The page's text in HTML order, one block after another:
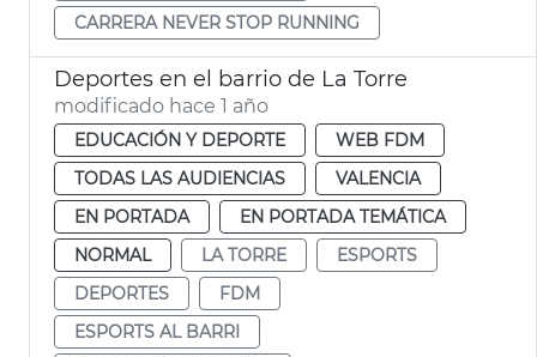
CARRERA NEVER STOP RUNNING
Deportes en el barrio de La Torre
modificado hace 1 año
EDUCACIÓN Y DEPORTE
WEB FDM
TODAS LAS AUDIENCIAS
VALENCIA
EN PORTADA
EN PORTADA TEMÁTICA
NORMAL
LA TORRE
ESPORTS
DEPORTES
FDM
ESPORTS AL BARRI